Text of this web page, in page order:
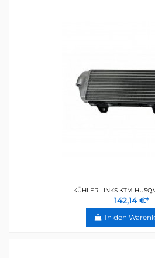
KÜHLER LINKS KTM
142,14 €*
In den